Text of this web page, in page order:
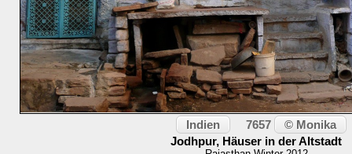
Indien 7657 © Monika
Jodhpur, Häuser in der Altstadt